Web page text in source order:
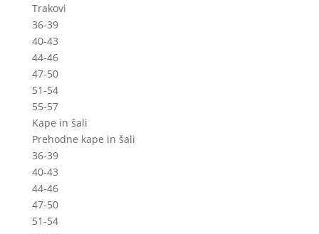
Trakovi
36-39
40-43
44-46
47-50
51-54
55-57
Kape in šali
Prehodne kape in šali
36-39
40-43
44-46
47-50
51-54